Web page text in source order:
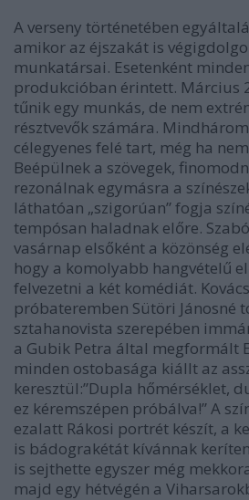
A verseny történetében
amikor az éjszakát is
munkatársai. Esetenként
produkcióban érintett. Március
tűnik egy munkás, de nem
résztvevők számára.
célegyenes felé tart, még ha
Beépülnek a szövegek,
rezonálnak egymásra a
láthatóan „szigorúan” fogja
tempósan haladnak előre.
vasárnap elsőként a közönség
hogy a komolyabb hangvételű
felvezetni a két komédiát.
próbateremben Sütöri Jánosné
sztahanovista szerepében
a Gubik Petra által megformált
minden ostobasága kiállt az
keresztül:”Dupla hőmérséklet,
ez kéremszépen próbálva!” A
ezalatt Rákosi portrét készít, a
is bádograkétát kívánnak
is sejthette egyszer még
majd egy hétvégén a